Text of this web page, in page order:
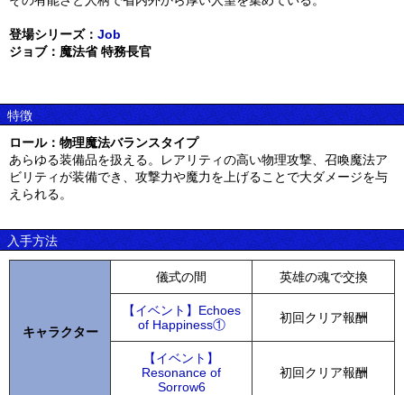
登場シリーズ： Job
ジョブ：魔法省 特務長官
特徴
ロール：物理魔法バランスタイプ
あらゆる装備品を扱える。レアリティの高い物理攻撃、召喚魔法ア
ビリティが装備でき、攻撃力や魔力を上げることで大ダメージを与
えられる。
入手方法
キャラクター
儀式の間 英雄の魂で交換
【イベント】Echoes
of Happiness①
初回クリア報酬
【イベント】
Resonance of
Sorrow6
初回クリア報酬